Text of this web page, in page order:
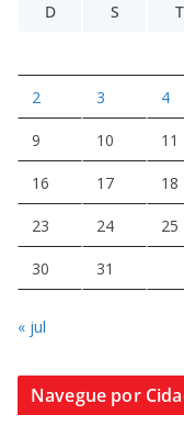
D
S T
2 3 4
9 10 11
16 17 18
23 24 25
30 31
« jul
Navegue por